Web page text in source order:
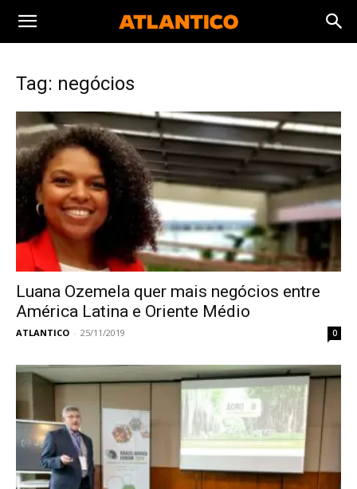
Tag: negócios
Luana Ozemela quer mais negócios entre
América Latina e Oriente Médio
ATLANTICO - 25/11/2019 0